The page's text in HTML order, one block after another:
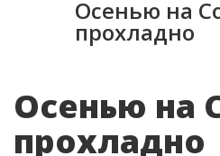
Осенью на
прохладно
Осенью на
прохладно